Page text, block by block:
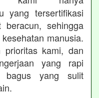
yang tersertifikasi
sehingga
manusia.
prioritas kami, dan
yang rapi
bagus yang sulit